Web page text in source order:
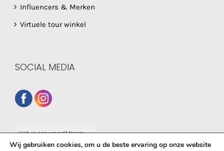
Influencers & Merken
Virtuele tour winkel
SOCIAL MEDIA
Heb je een vraag? Neem
dan gerust contact op
met onze whatsapp
Wij gebruiken cookies, om u de beste ervaring op onze website